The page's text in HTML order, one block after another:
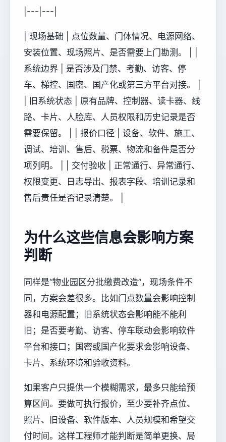
|---|---|
| 现场基础 | 点位数量、门体情况、电源网络、
安装位置、现场照片、是否需要上门勘测。 | |
系统边界 | 是否涉及门禁、考勤、访客、停
车、梯控、国密、国产化或第三方平台对接。 |
| 旧系统状态 | 原有品牌、控制器、读卡器、线
路、卡片、人脸库、人员权限和历史记录是否
需要保留。 | | 报价口径 | 设备、软件、施工、
调试、培训、售后、税票、物流和备件是否分
项列明。 | | 交付验收 | 正常通行、异常通行、
权限变更、日志导出、报表字段、培训记录和
售后责任是否记录清楚。 |
为什么这些信息会影响方案
判断
同样是“物业园区分批缴费改造”，现场条件不
同，方案会差很多。比如门点数量会影响控制
器和电源配置；旧系统状态会影响能不能利
旧；是否要考勤、访客、停车联动会影响软件
平台和接口；国密或国产化要求会影响设备、
卡片、系统环境和验收资料。
如果客户只提供一个模糊需求，最多只能给预
算区间。要做可执行报价，至少要补齐点位、
照片、旧设备、软件版本、人员规模和希望交
付时间。这样工程师才能判断是简单更换、局